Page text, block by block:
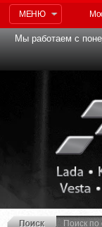
МЕНЮ
Мы работаем с